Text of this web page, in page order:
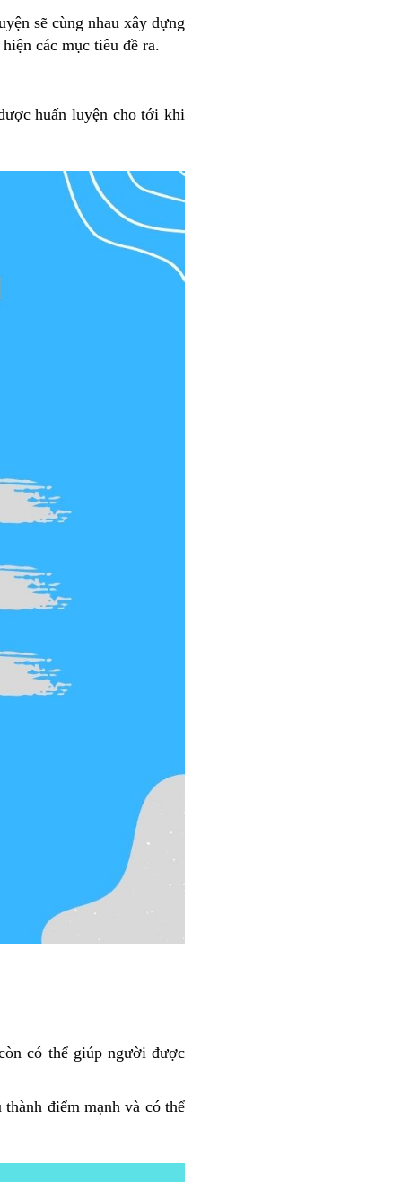
sẽ cùng nhau xây dựng
các mục tiêu đề ra.
huấn luyện cho tới khi
có thể giúp người được
điểm mạnh và có thể